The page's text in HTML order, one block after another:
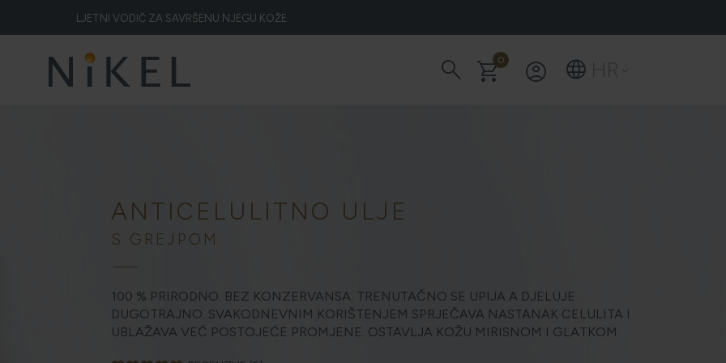
LJETNI VODIČ ZA SAVRŠENU NJEGU KOŽE
Koje su to ljekovitosti smilja i kako smilje djeluje na lice i prve bore
ŽELITE LI BLISTAVU KOŽU PODARITE JOJ SMILJE
NAKON SUNČANJA: ZAŠTO NE BISMO TREBALI ZABORAVITI KOŽU ISPOD VRATA?
ŠTO JE CELULIT? KAKO SE RIJEŠITI CELULITA?
search shopping_cart0 account_circle language
ANTICELULITNO ULJE
S GREJPOM
100 % PRIRODNO. BEZ KONZERVANSA. TRENUTAČNO SE UPIJA A DJELUJE
DUGOTRAJNO. SVAKODNEVNIM KORIŠTENJEM SPRJEČAVA NASTANAK CELULITA I
UBLAŽAVA VEĆ POSTOJEĆE PROMJENE. OSTAVLJA KOŽU MIRISNOM I GLATKOM.